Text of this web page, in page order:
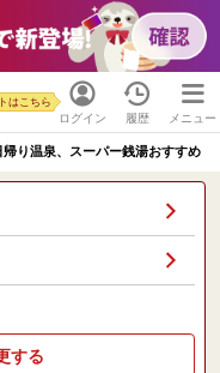
ログイン
はこちら
履歴 メニュー
り温泉、スーパー銭湯おすすめ
する